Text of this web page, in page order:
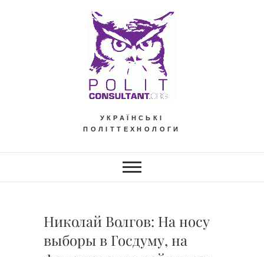
УКРАЇНСЬКІ
ПОЛІТТЕХНОЛОГИ
Николай Волгов: На носу
выборы в Госдуму, на